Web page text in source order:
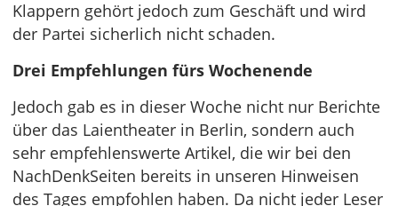
Klappern gehört jedoch zum Geschäft und wird
der Partei sicherlich nicht schaden.
Drei Empfehlungen fürs Wochenende
Jedoch gab es in dieser Woche nicht nur Berichte
über das Laientheater in Berlin, sondern auch
sehr empfehlenswerte Artikel, die wir bei den
NachDenkSeiten bereits in unseren Hinweisen
des Tages empfohlen haben. Da nicht jeder Leser